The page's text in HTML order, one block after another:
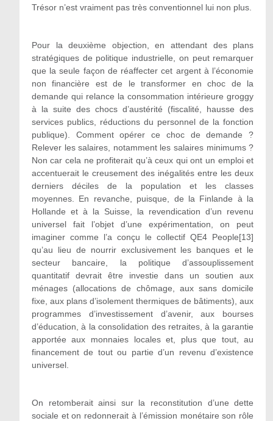
Trésor n’est vraiment pas très conventionnel lui non plus.
Pour la deuxième objection, en attendant des plans
stratégiques de politique industrielle, on peut remarquer
que la seule façon de réaffecter cet argent à l’économie
non financière est de le transformer en choc de la
demande qui relance la consommation intérieure groggy
à la suite des chocs d’austérité (fiscalité, hausse des
services publics, réductions du personnel de la fonction
publique). Comment opérer ce choc de demande ?
Relever les salaires, notamment les salaires minimums ?
Non car cela ne profiterait qu’à ceux qui ont un emploi et
accentuerait le creusement des inégalités entre les deux
derniers déciles de la population et les classes
moyennes. En revanche, puisque, de la Finlande à la
Hollande et à la Suisse, la revendication d’un revenu
universel fait l’objet d’une expérimentation, on peut
imaginer comme l’a conçu le collectif QE4 People[13]
qu’au lieu de nourrir exclusivement les banques et le
secteur bancaire, la politique d’assouplissement
quantitatif devrait être investie dans un soutien aux
ménages (allocations de chômage, aux sans domicile
fixe, aux plans d’isolement thermiques de bâtiments), aux
programmes d’investissement d’avenir, aux bourses
d’éducation, à la consolidation des retraites, à la garantie
apportée aux monnaies locales et, plus que tout, au
financement de tout ou partie d’un revenu d’existence
universel.
On retomberait ainsi sur la reconstitution d’une dette
sociale et on redonnerait à l’émission monétaire son rôle